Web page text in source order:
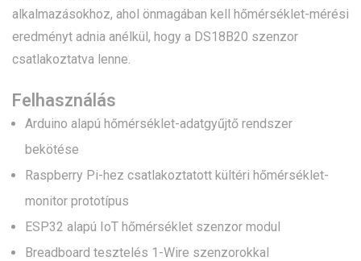
alkalmazásokhoz, ahol önmagában kell hőmérséklet-mérési
eredményt adnia anélkül, hogy a DS18B20 szenzor
csatlakoztatva lenne.
Felhasználás
Arduino alapú hőmérséklet-adatgyűjtő rendszer
bekötése
Raspberry Pi-hez csatlakoztatott kültéri hőmérséklet-
monitor prototípus
ESP32 alapú IoT hőmérséklet szenzor modul
Breadboard tesztelés 1-Wire szenzorokkal